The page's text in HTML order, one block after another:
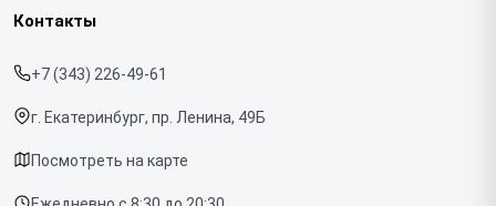
Срочный ремонт
Доставка и способы оплаты
Диагностика
Квадрокоптеров
Контакты
+7 (343) 226-49-61
г. Екатеринбург, пр. Ленина, 49Б
Посмотреть на карте